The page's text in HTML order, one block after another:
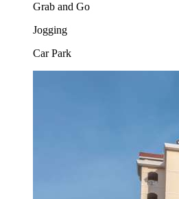
Grab and Go
Jogging
Car Park